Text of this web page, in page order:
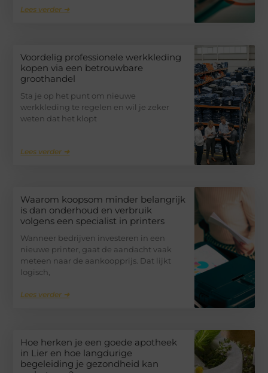
Lees verder ➜
Voordelig professionele werkkleding
kopen via een betrouwbare
groothandel
Sta je op het punt om nieuwe
werkkleding te regelen en wil je zeker
weten dat het klopt
Lees verder ➜
Waarom koopsom minder belangrijk
is dan onderhoud en verbruik
volgens een specialist in printers
Wanneer bedrijven investeren in een
nieuwe printer, gaat de aandacht vaak
meteen naar de aankoopprijs. Dat lijkt
logisch,
Lees verder ➜
Hoe herken je een goede apotheek
in Lier en hoe langdurige
begeleiding je gezondheid kan